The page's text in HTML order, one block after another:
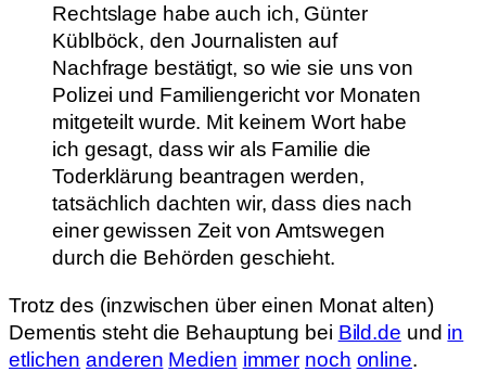
Rechtslage habe auch ich, Günter
Küblböck, den Journalisten auf
Nachfrage bestätigt, so wie sie uns von
Polizei und Familiengericht vor Monaten
mitgeteilt wurde. Mit keinem Wort habe
ich gesagt, dass wir als Familie die
Toderklärung beantragen werden,
tatsächlich dachten wir, dass dies nach
einer gewissen Zeit von Amtswegen
durch die Behörden geschieht.
Trotz des (inzwischen über einen Monat alten)
Dementis steht die Behauptung bei Bild.de und in
etlichen anderen Medien immer noch online.